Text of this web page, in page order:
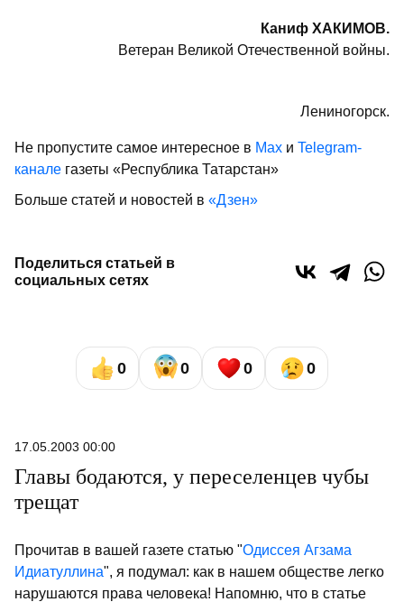
Каниф ХАКИМОВ.
Ветеран Великой Отечественной войны.
Лениногорск.
Не пропустите самое интересное в Max и Telegram-
канале газеты «Республика Татарстан»
Больше статей и новостей в «Дзен»
Поделиться статьей в
социальных сетях
0 0 0 0
17.05.2003 00:00
Главы бодаются, у переселенцев чубы
трещат
Прочитав в вашей газете статью "Одиссея Агзама
Идиатуллина", я подумал: как в нашем обществе легко
нарушаются права человека! Напомню, что в статье